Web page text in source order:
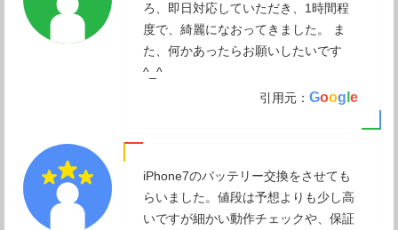
ろ、即日対応していただき、1時間程
度で、綺麗になおってきました。 ま
た、何かあったらお願いしたいです
^_^
引用元： Goog e
iPhone7のバッテリー交換をさせても
らいました。値段は予想よりも少し高
いですが細かい動作チェックや、保証